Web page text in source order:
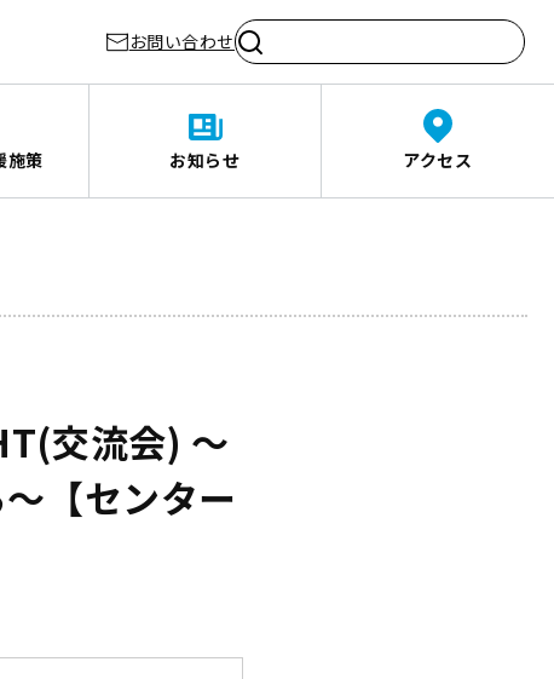
お問い合わせ
施策 お知らせ アクセス
交流会) ～
【センター